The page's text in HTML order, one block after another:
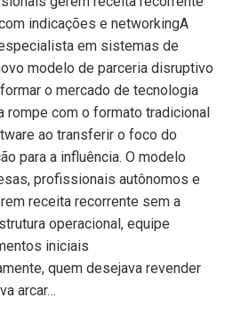
indicações e networkingA
em sistemas de
modelo de parceria disruptivo
o mercado de tecnologia
rompe com o formato tradicional
ao transferir o foco do
para a influência. O modelo
profissionais autônomos e
receita recorrente sem a
operacional, equipe
iniciais
quem desejava revender
arcar…